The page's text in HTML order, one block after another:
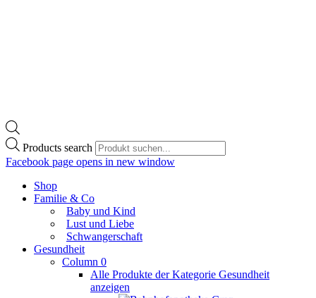
Products search
Facebook page opens in new window
Shop
Familie & Co
Baby und Kind
Lust und Liebe
Schwangerschaft
Gesundheit
Column 0
Alle Produkte der Kategorie Gesundheit
anzeigen